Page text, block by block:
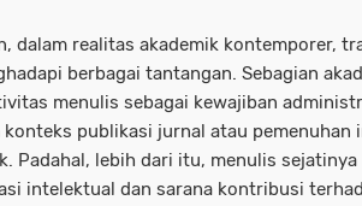
dalam realitas akademik kontemporer,
berbagai tantangan. Sebagian
menulis sebagai kewajiban
publikasi jurnal atau pemenuhan
Padahal, lebih dari itu, menulis sejatinya
intelektual dan sarana kontribusi